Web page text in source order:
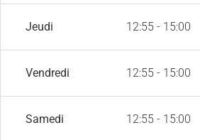
Jeudi 12:55 - 15:00
Vendredi 12:55 - 15:00
Samedi 12:55 - 15:00